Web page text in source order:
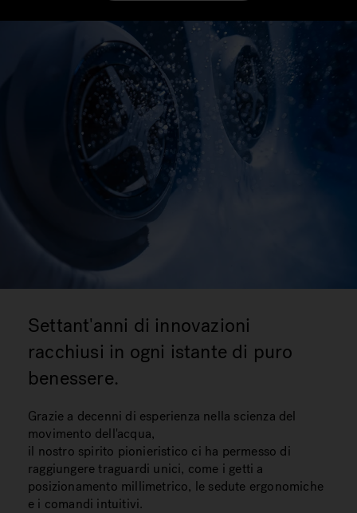
Settant'anni di innovazioni
racchiusi in ogni istante di puro
benessere.
Grazie a decenni di esperienza nella scienza del
movimento dell'acqua,
il nostro spirito pionieristico ci ha permesso di
raggiungere traguardi unici, come i getti a
posizionamento millimetrico, le sedute ergonomiche
e i comandi intuitivi.